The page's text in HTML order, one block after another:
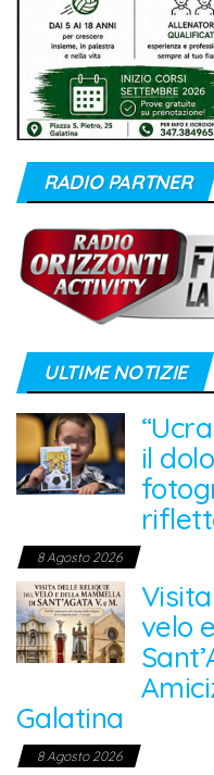
RADIO PARTNER
ULTIME NOTIZIE
il
8 Agosto 2026
velo
Galatina
8 Agosto 2026